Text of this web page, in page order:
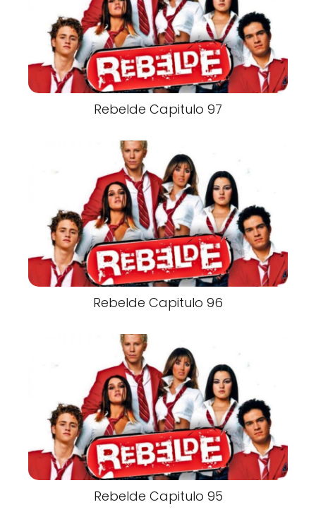
Rebelde Capitulo 97
Rebelde Capitulo 96
Rebelde Capitulo 95